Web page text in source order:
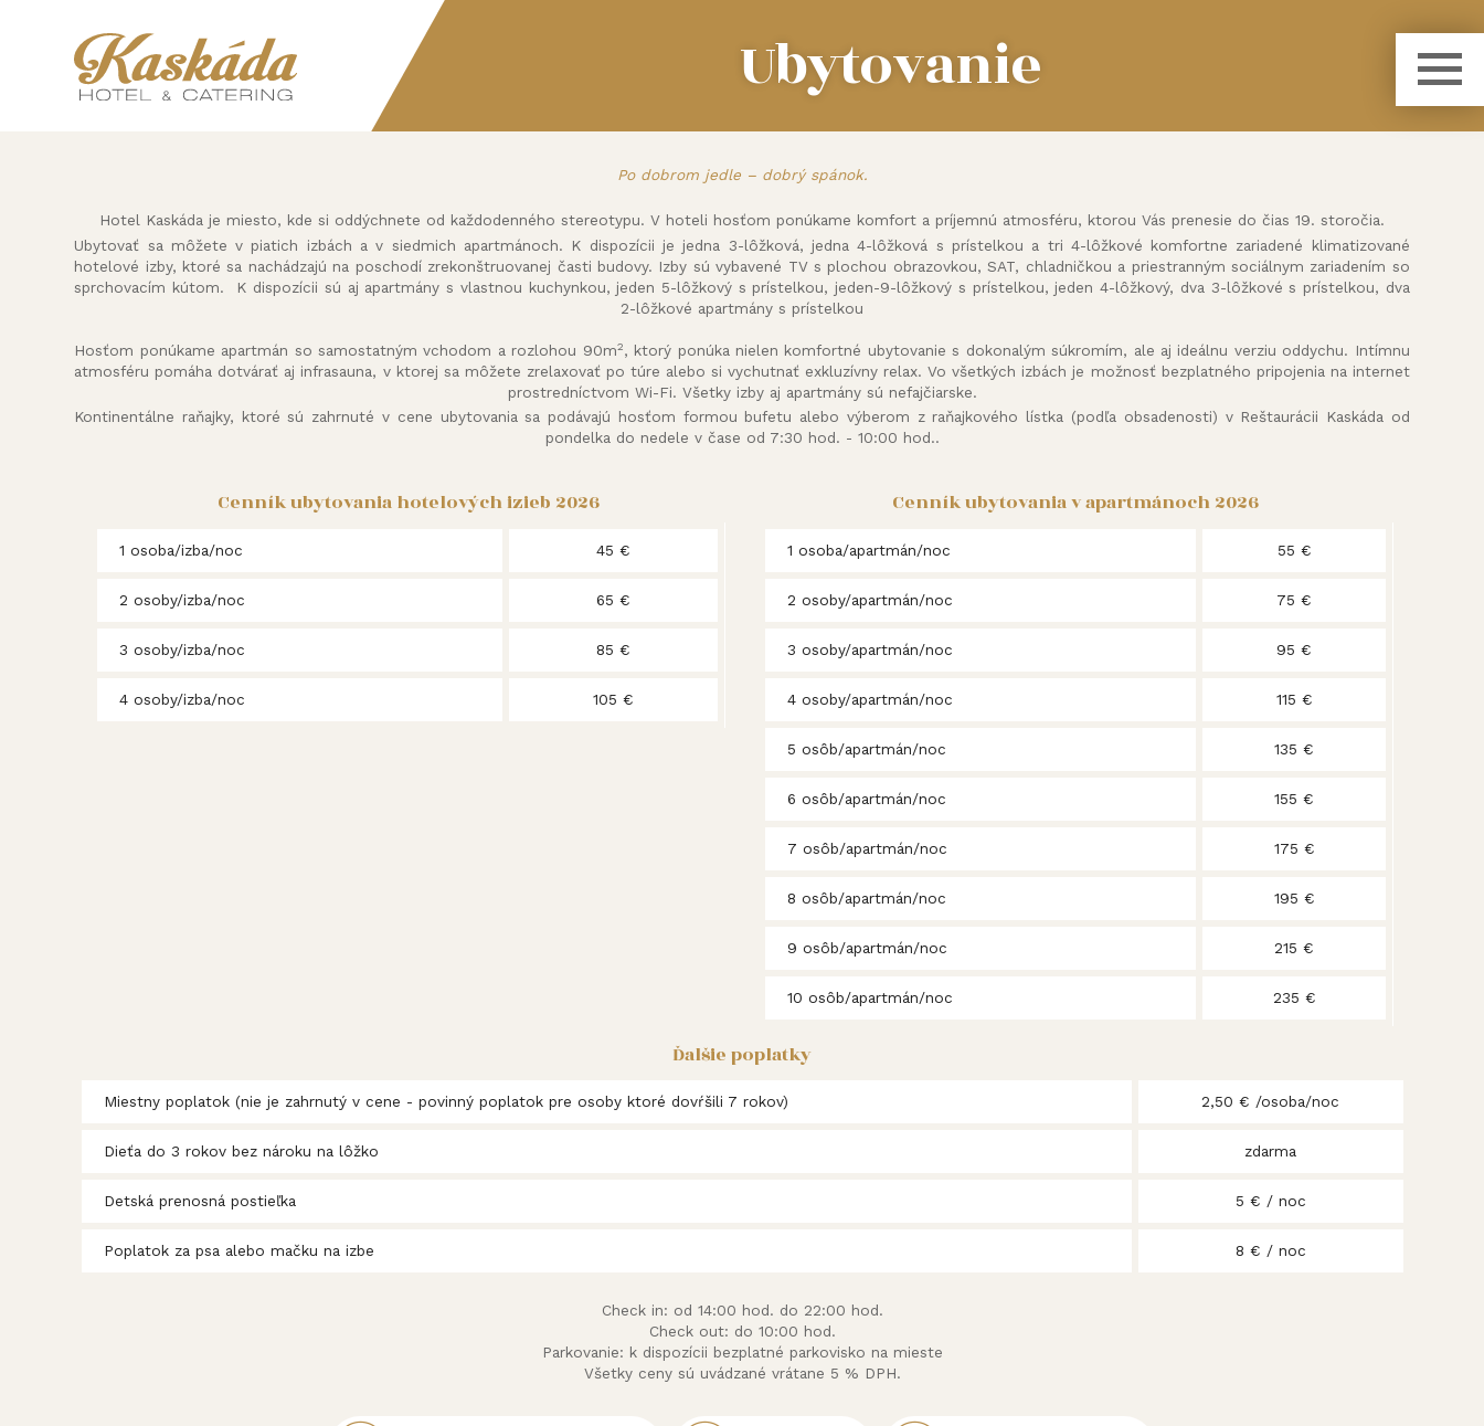
Ubytovanie
Po dobrom jedle – dobrý spánok.
Hotel Kaskáda je miesto, kde si oddýchnete od každodenného stereotypu. V hoteli hosťom ponúkame komfort a príjemnú atmosféru, ktorou Vás prenesie do čias 19. storočia.
Ubytovať sa môžete v piatich izbách a v siedmich apartmánoch. K dispozícii je jedna 3-lôžková, jedna 4-lôžková s prístelkou a tri 4-lôžkové komfortne zariadené klimatizované
hotelové izby, ktoré sa nachádzajú na poschodí zrekonštruovanej časti budovy. Izby sú vybavené TV s plochou obrazovkou, SAT, chladničkou a priestranným sociálnym zariadením so
sprchovacím kútom. K dispozícii sú aj apartmány s vlastnou kuchynkou, jeden 5-lôžkový s prístelkou, jeden-9-lôžkový s prístelkou, jeden 4-lôžkový, dva 3-lôžkové s prístelkou, dva
2-lôžkové apartmány s prístelkou
Hosťom ponúkame apartmán so samostatným vchodom a rozlohou 90m2, ktorý ponúka nielen komfortné ubytovanie s dokonalým súkromím, ale aj ideálnu verziu oddychu. Intímnu
atmosféru pomáha dotvárať aj infrasauna, v ktorej sa môžete zrelaxovať po túre alebo si vychutnať exkluzívny relax. Vo všetkých izbách je možnosť bezplatného pripojenia na internet
prostredníctvom Wi-Fi. Všetky izby aj apartmány sú nefajčiarske.
Kontinentálne raňajky, ktoré sú zahrnuté v cene ubytovania sa podávajú hosťom formou bufetu alebo výberom z raňajkového lístka (podľa obsadenosti) v Reštaurácii Kaskáda od
pondelka do nedele v čase od 7:30 hod. - 10:00 hod..
Cenník ubytovania hotelových izieb 2026
1 osoba/izba/noc 45 €
2 osoby/izba/noc 65 €
3 osoby/izba/noc 85 €
4 osoby/izba/noc 105 €
Cenník ubytovania v apartmánoch 2026
1 osoba/apartmán/noc 55 €
2 osoby/apartmán/noc 75 €
3 osoby/apartmán/noc 95 €
4 osoby/apartmán/noc 115 €
5 osôb/apartmán/noc 135 €
6 osôb/apartmán/noc 155 €
7 osôb/apartmán/noc 175 €
8 osôb/apartmán/noc 195 €
9 osôb/apartmán/noc 215 €
10 osôb/apartmán/noc 235 €
Ďalšie poplatky
Miestny poplatok (nie je zahrnutý v cene - povinný poplatok pre osoby ktoré dovŕšili 7 rokov) 2,50 € /osoba/noc
Dieťa do 3 rokov bez nároku na lôžko zdarma
Detská prenosná postieľka 5 € / noc
Poplatok za psa alebo mačku na izbe 8 € / noc
Check in: od 14:00 hod. do 22:00 hod.
Check out: do 10:00 hod.
Parkovanie: k dispozícii bezplatné parkovisko na mieste
Všetky ceny sú uvádzané vrátane 5 % DPH.